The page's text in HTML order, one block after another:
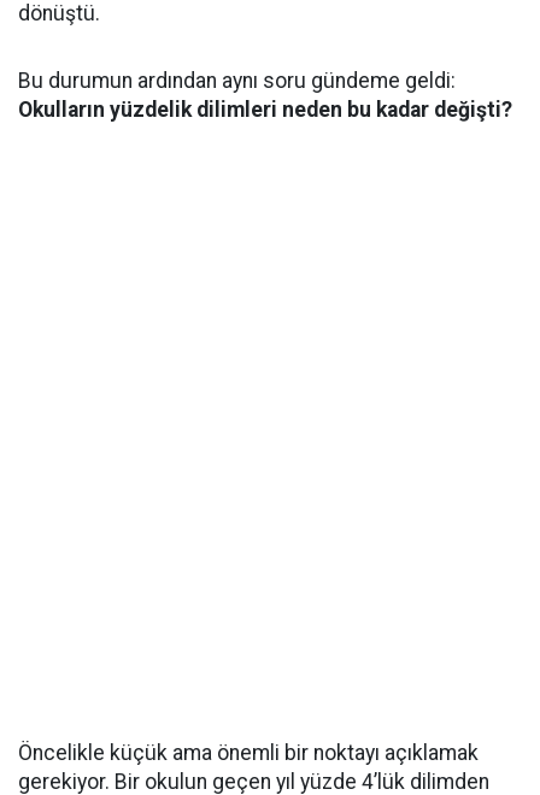
dönüştü.
Bu durumun ardından aynı soru gündeme geldi:
Okulların yüzdelik dilimleri neden bu kadar değişti?
Öncelikle küçük ama önemli bir noktayı açıklamak
gerekiyor. Bir okulun geçen yıl yüzde 4’lük dilimden